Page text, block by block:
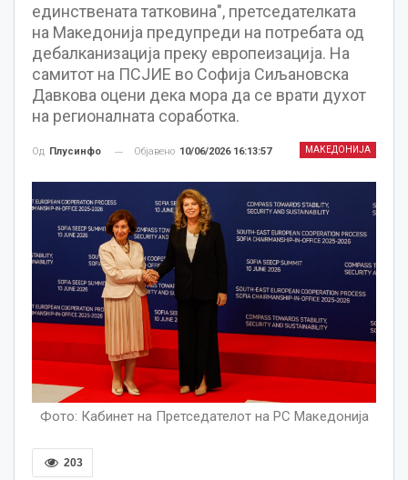
единствената татковина", претседателката
на Македонија предупреди на потребата од
дебалканизација преку европеизација. На
самитот на ПСЈИЕ во Софија Сиљановска
Давкова оцени дека мора да се врати духот
на регионалната соработка.
МАКЕДОНИЈА
Од Плусинфо Објавено 10/06/2026 16:13:57
Фото: Кабинет на Претседателот на РС Македонија
203